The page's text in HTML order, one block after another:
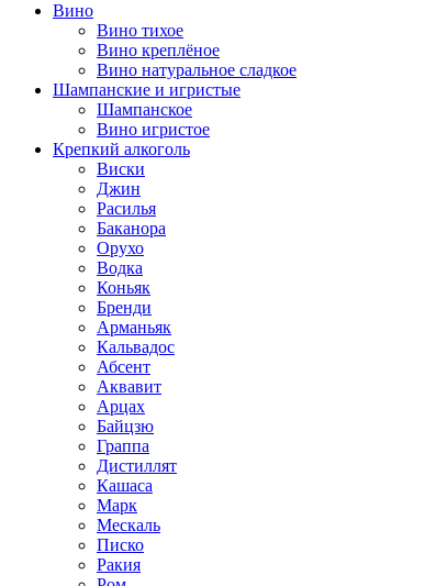
Вино
Вино тихое
Вино креплёное
Вино натуральное сладкое
Шампанские и игристые
Шампанское
Вино игристое
Крепкий алкоголь
Виски
Джин
Расилья
Баканора
Орухо
Водка
Коньяк
Бренди
Арманьяк
Кальвадос
Абсент
Аквавит
Арцах
Байцзю
Граппа
Дистиллят
Кашаса
Марк
Мескаль
Писко
Ракия